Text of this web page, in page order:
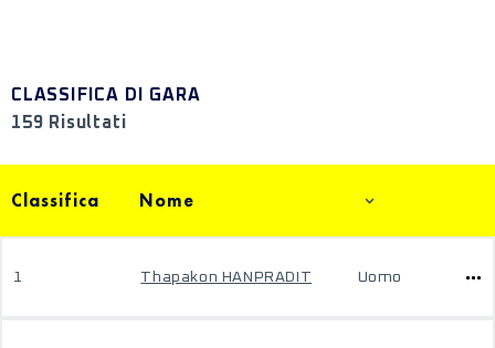
CLASSIFICA DI GARA
159 Risultati
Classifica Nome
1 Thapakon HANPRADIT Uomo